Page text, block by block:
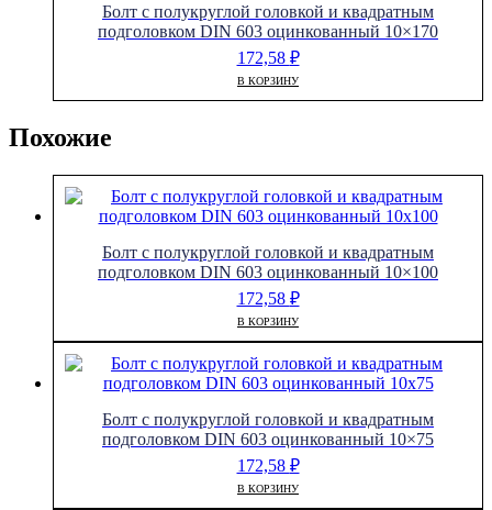
Болт с полукруглой головкой и квадратным
подголовком DIN 603 оцинкованный 10×170
172,58 ₽
В КОРЗИНУ
Похожие
Болт с полукруглой головкой и квадратным
подголовком DIN 603 оцинкованный 10×100
172,58 ₽
В КОРЗИНУ
Болт с полукруглой головкой и квадратным
подголовком DIN 603 оцинкованный 10×75
172,58 ₽
В КОРЗИНУ